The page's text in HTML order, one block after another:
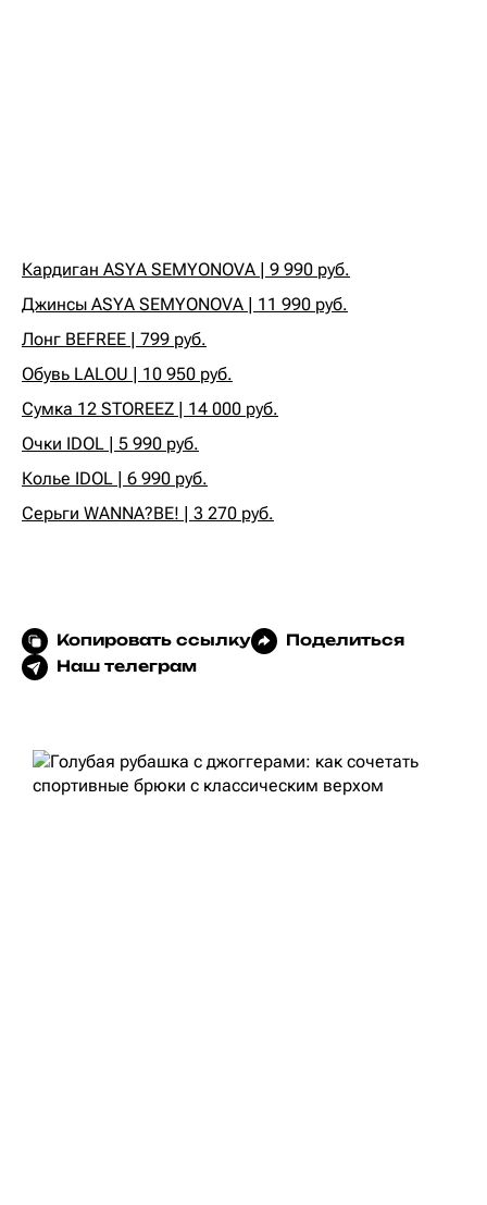
Кардиган ASYA SEMYONOVA | 9 990 руб.
Джинсы ASYA SEMYONOVA | 11 990 руб.
Лонг BEFREE | 799 руб.
Обувь LALOU | 10 950 руб.
Сумка 12 STOREEZ | 14 000 руб.
Очки IDOL | 5 990 руб.
Колье IDOL | 6 990 руб.
Серьги WANNA?BE! | 3 270 руб.
Копировать ссылку
Поделиться
Наш телеграм